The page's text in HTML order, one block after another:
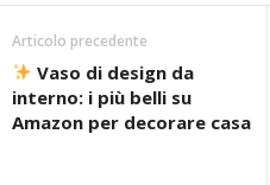
Articolo precedente
Vaso di design da
interno: i più belli su
Amazon per decorare casa